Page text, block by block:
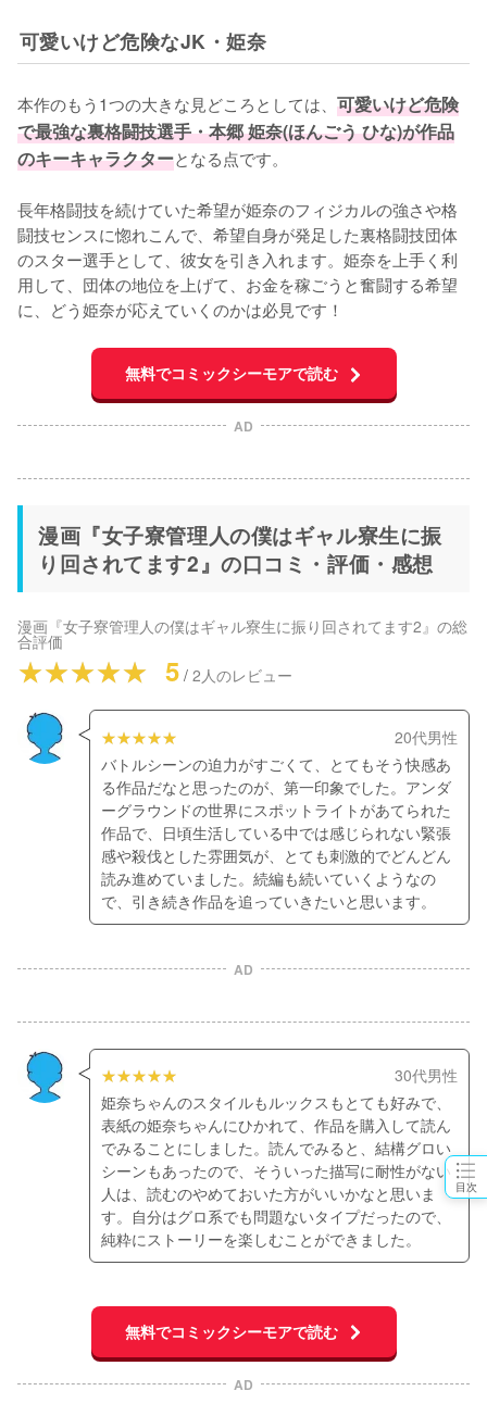
目次
可愛いけど危険なJK・姫奈
本作のもう1つの大きな見どころとしては、 可愛いけど危険
で最強な裏格闘技選手・本郷 姫奈(ほんごう ひな)が作品
のキーキャラクターとなる点です。
長年格闘技を続けていた希望が姫奈のフィジカルの強さや格
闘技センスに惚れこんで、希望自身が発足した裏格闘技団体
のスター選手として、彼女を引き入れます。姫奈を上手く利
用して、団体の地位を上げて、お金を稼ごうと奮闘する希望
に、どう姫奈が応えていくのかは必見です！
無料でコミックシーモアで読む
AD
漫画『女子寮管理人の僕はギャル寮生に振
り回されてます2』の口コミ・評価・感想
漫画『女子寮管理人の僕はギャル寮生に振り回されてます2』 の総
合評価
5 / 2人のレビュー
20代男性
バトルシーンの迫力がすごくて、とてもそう快感あ
る作品だなと思ったのが、第一印象でした。アンダ
ーグラウンドの世界にスポットライトがあてられた
作品で、日頃生活している中では感じられない緊張
感や殺伐とした雰囲気が、とても刺激的でどんどん
読み進めていました。続編も続いていくようなの
で、引き続き作品を追っていきたいと思います。
AD
30代男性
姫奈ちゃんのスタイルもルックスもとても好みで、
表紙の姫奈ちゃんにひかれて、作品を購入して読ん
でみることにしました。読んでみると、結構グロい
シーンもあったので、そういった描写に耐性がない
人は、読むのやめておいた方がいいかなと思いま
す。自分はグロ系でも問題ないタイプだったので、
純粋にストーリーを楽しむことができました。
無料でコミックシーモアで読む
AD